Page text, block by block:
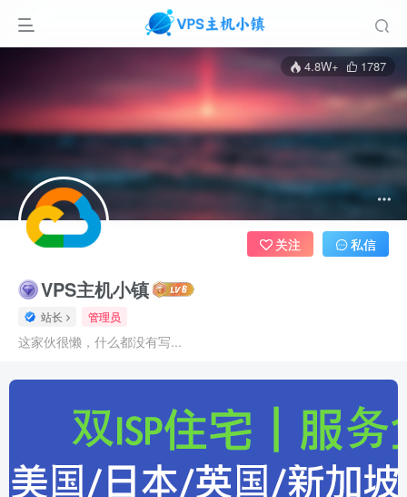
4.8W+ 1787
VPS主机小镇
站长 管理员
这家伙很懒，什么都没有写...
关注 私信